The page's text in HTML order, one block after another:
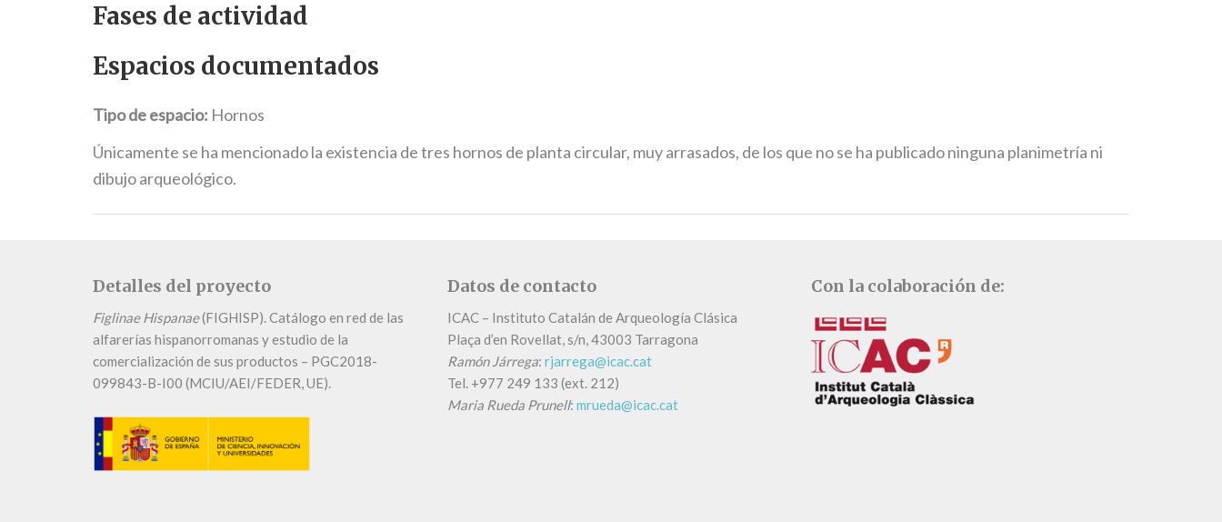
Fases de actividad
Espacios documentados
Tipo de espacio: Hornos
Únicamente se ha mencionado la existencia de tres hornos de planta circular, muy arrasados, de los que no se ha publicado ninguna planimetría ni
dibujo arqueológico.
Detalles del proyecto
Figlinae Hispanae(FIGHISP). Catálogo en red de las
alfarerías hispanorromanas y estudio de la
comercialización de sus productos – PGC2018-
099843-B-I00 (MCIU/AEI/FEDER, UE).
Datos de contacto
ICAC – Instituto Catalán de Arqueología Clásica
Plaça d’en Rovellat, s/n, 43003 Tarragona
Ramón Járrega: rjarrega@icac.cat
Tel. +977 249 133 (ext. 212)
Maria Rueda Prunell: mrueda@icac.cat
Con la colaboración de: